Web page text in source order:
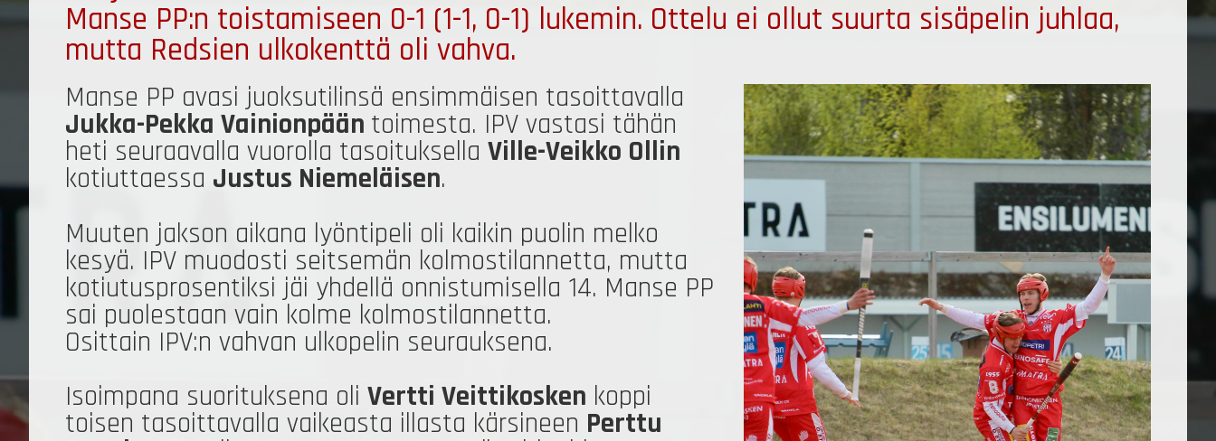
Manse PP:n toistamiseen 0-1 (1-1, 0-1) lukemin. Ottelu ei ollut suurta sisäpelin juhlaa,
mutta Redsien ulkokenttä oli vahva.
Manse PP avasi juoksutilinsä ensimmäisen tasoittavalla
Jukka-Pekka Vainionpään toimesta. IPV vastasi tähän
heti seuraavalla vuorolla tasoituksella Ville-Veikko Ollin
kotiuttaessa Justus Niemeläisen.
Muuten jakson aikana lyöntipeli oli kaikin puolin melko
kesyä. IPV muodosti seitsemän kolmostilannetta, mutta
kotiutusprosentiksi jäi yhdellä onnistumisella 14. Manse PP
sai puolestaan vain kolme kolmostilannetta.
Osittain IPV:n vahvan ulkopelin seurauksena.
Isoimpana suorituksena oli Vertti Veittikosken koppi
toisen tasoittavalla vaikeasta illasta kärsineen Perttu